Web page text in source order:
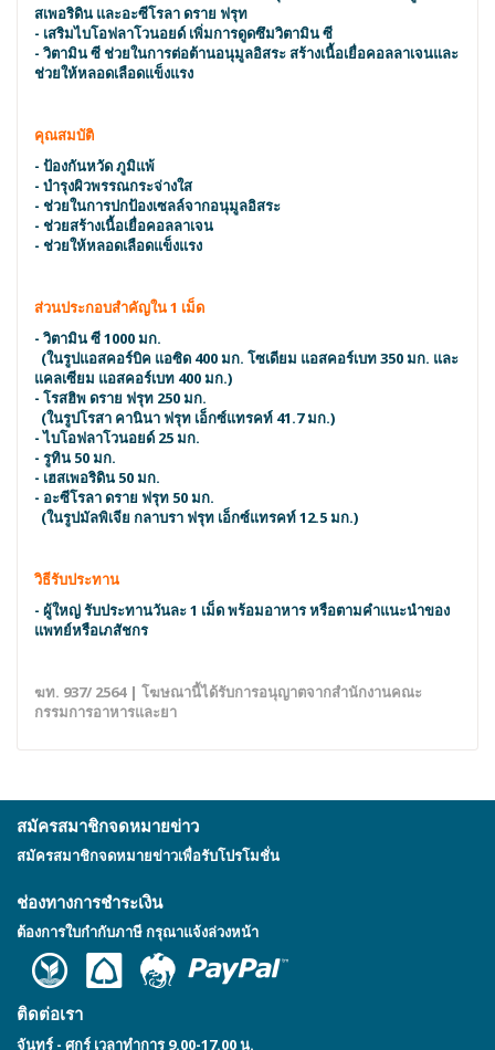
สเพอริดิน และอะซีโรลา ดราย ฟรุท
- เสริมไบโอฟลาโวนอยด์ เพิ่มการดูดซึมวิตามิน ซี
- วิตามิน ซี ช่วยในการต่อต้านอนุมูลอิสระ สร้างเนื้อเยื่อคอลลาเจนและ
ช่วยให้หลอดเลือดแข็งแรง
คุณสมบัติ
- ป้องกันหวัด ภูมิแพ้
- บำรุงผิวพรรณกระจ่างใส
- ช่วยในการปกป้องเซลล์จากอนุมูลอิสระ
- ช่วยสร้างเนื้อเยื่อคอลลาเจน
- ช่วยให้หลอดเลือดแข็งแรง
ส่วนประกอบสำคัญใน 1 เม็ด
- วิตามิน ซี 1000 มก.
(ในรูปแอสคอร์บิค แอซิด 400 มก. โซเดียม แอสคอร์เบท 350 มก. และ
แคลเซียม แอสคอร์เบท 400 มก.)
- โรสฮิพ ดราย ฟรุท 250 มก.
(ในรูปโรสา คานินา ฟรุท เอ็กซ์แทรคท์ 41.7 มก.)
- ไบโอฟลาโวนอยด์ 25 มก.
- รูทิน 50 มก.
- เฮสเพอริดิน 50 มก.
- อะซีโรลา ดราย ฟรุท 50 มก.
(ในรูปมัลพิเจีย กลาบรา ฟรุท เอ็กซ์แทรคท์ 12.5 มก.)
วิธีรับประทาน
- ผู้ใหญ่ รับประทานวันละ 1 เม็ด พร้อมอาหาร หรือตามคำแนะนำของ
แพทย์หรือเภสัชกร
ฆท. 937/ 2564 | โฆษณานี้ได้รับการอนุญาตจากสำนักงานคณะ
กรรมการอาหารและยา
สมัครสมาชิกจดหมายข่าว
สมัครสมาชิกจดหมายข่าวเพื่อรับโปรโมชั่น
ช่องทางการชำระเงิน
ต้องการใบกำกับภาษี กรุณาแจ้งล่วงหน้า
ติดต่อเรา
จันทร์ - ศุกร์ เวลาทำการ 9.00-17.00 น.